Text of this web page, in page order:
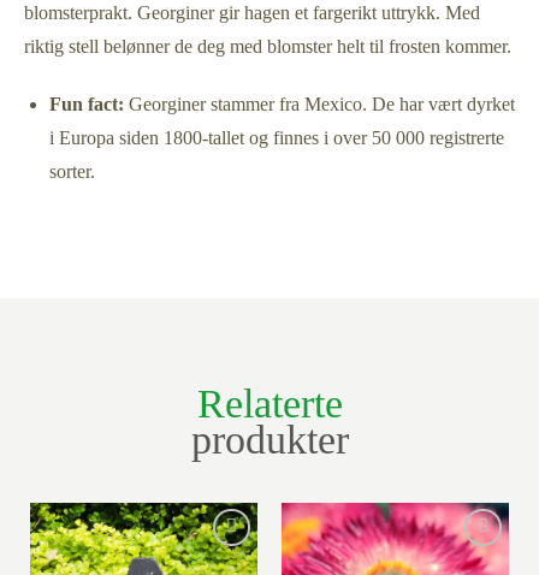
blomsterprakt. Georginer gir hagen et fargerikt uttrykk. Med
riktig stell belønner de deg med blomster helt til frosten kommer.
Fun fact: Georginer stammer fra Mexico. De har vært dyrket
i Europa siden 1800-tallet og finnes i over 50 000 registrerte
sorter.
Relaterte
produkter